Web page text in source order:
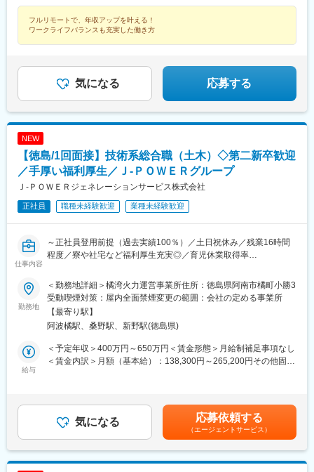
に、事業拡大していく予定です。成長性の高い事業を展開する当
社での働く方をお待ちしております！
変更の範囲：会社の定める業務
フルリモートで、年収アップを叶える！
ワークライフバランスも充実した働き方
気になる 応募する
NEW
【徳島/1回面接】技術系総合職（土木）◇第二新卒歓迎
／手厚い福利厚生／Ｊ‐ＰＯＷＥＲグループ
Ｊ‐ＰＯＷＥＲジェネレーションサービス株式会社
正社員 職種未経験歓迎 業種未経験歓迎
仕事内容
～正社員登用前提（過去実績100％）／土日祝休み／残業16時間
程度／寮や社宅など福利厚生充実◎／育児休業取得率
備運営のすべてを担う会社です／プライム上場で日本有数の電力
会社である電源開発株式会社の100％子会社～
■業務概要：
同社の管理する火力発電プラントの土木関係の点検・保守計画の
立案から、補修・新設工事の管理・実施、関係部署・機関との調
整を担当します。
・火力発電所の建築設備に係る技術総括及び社内外調整
・火力運営事業所技術支援
勤務地
＜勤務地詳細＞橘湾火力運営事業所住所：徳島県阿南市橘町小勝3
受動喫煙対策：屋内全面禁煙変更の範囲：会社の定める事業所
【最寄り駅】
阿波橘駅、桑野駅、新野駅(徳島県)
給与
＜予定年収＞400万円～650万円＜賃金形態＞月給制補足事項なし
＜賃金内訳＞月額（基本給）：138,300円～265,200円その他固定
名：680万円・40歳扶養2名：810万円※1.上記年収は本店勤務にて
試算、残業手当21H/円を含む※2.社宅、寮、借上げ社宅はモデル年
収に含まれません。賃金はあくまでも目安の金額であり、選考を
通じて上下する可能性があります。月給(月額)は固定手当を含めた
表記です。
気になる 応募依頼する
（エージェントサービス）